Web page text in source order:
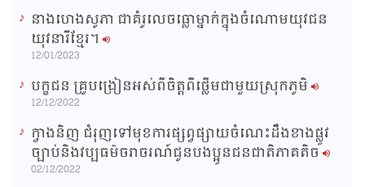
នាងហេងសូភា ជាគំរូលេចធ្លោម្នាក់ក្នុងចំណោមយុវជន
យុវនារីខ្មែរ។
12/01/2023
បក្ខជន គ្រូបង្រៀនអស់ពីចិត្តពីថ្លើមជាមួយស្រុកភូមិ
12/12/2022
ក្វាងនិញ ជំរុញទៅមុខការផ្សព្វផ្សាយចំណេះដឹងខាងផ្លូវ
ច្បាប់និងវប្បធម៌ចរាចរណ៍ជូនបងប្អូនជនជាតិភាគតិច
02/12/2022